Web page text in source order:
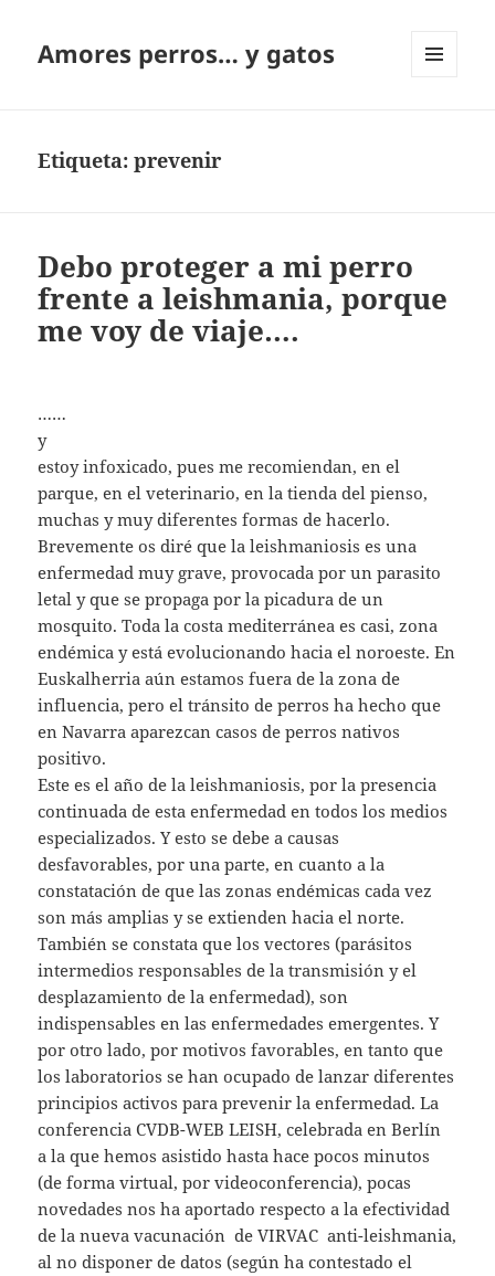
Amores perros… y gatos
Etiqueta:prevenir
Debo proteger a mi perro
frente a leishmania, porque
me voy de viaje….
……
y
estoy infoxicado, pues me recomiendan, en el
parque, en el veterinario, en la tienda del pienso,
muchas y muy diferentes formas de hacerlo.
Brevemente os diré que la leishmaniosis es una
enfermedad muy grave, provocada por un parasito
letal y que se propaga por la picadura de un
mosquito. Toda la costa mediterránea es casi, zona
endémica y está evolucionando hacia el noroeste. En
Euskalherria aún estamos fuera de la zona de
influencia, pero el tránsito de perros ha hecho que
en Navarra aparezcan casos de perros nativos
positivo.
Este es el año de la leishmaniosis, por la presencia
continuada de esta enfermedad en todos los medios
especializados. Y esto se debe a causas
desfavorables, por una parte, en cuanto a la
constatación de que las zonas endémicas cada vez
son más amplias y se extienden hacia el norte.
También se constata que los vectores (parásitos
intermedios responsables de la transmisión y el
desplazamiento de la enfermedad), son
indispensables en las enfermedades emergentes. Y
por otro lado, por motivos favorables, en tanto que
los laboratorios se han ocupado de lanzar diferentes
principios activos para prevenir la enfermedad. La
conferencia CVDB-WEB LEISH, celebrada en Berlín
a la que hemos asistido hasta hace pocos minutos
(de forma virtual, por videoconferencia), pocas
novedades nos ha aportado respecto a la efectividad
de la nueva vacunación de VIRVAC anti-leishmania,
al no disponer de datos (según ha contestado el